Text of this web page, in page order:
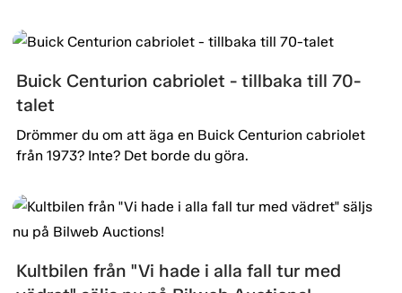
Buick Centurion cabriolet - tillbaka till 70-
talet
Drömmer du om att äga en Buick Centurion cabriolet
från 1973? Inte? Det borde du göra.
Kultbilen från "Vi hade i alla fall tur med